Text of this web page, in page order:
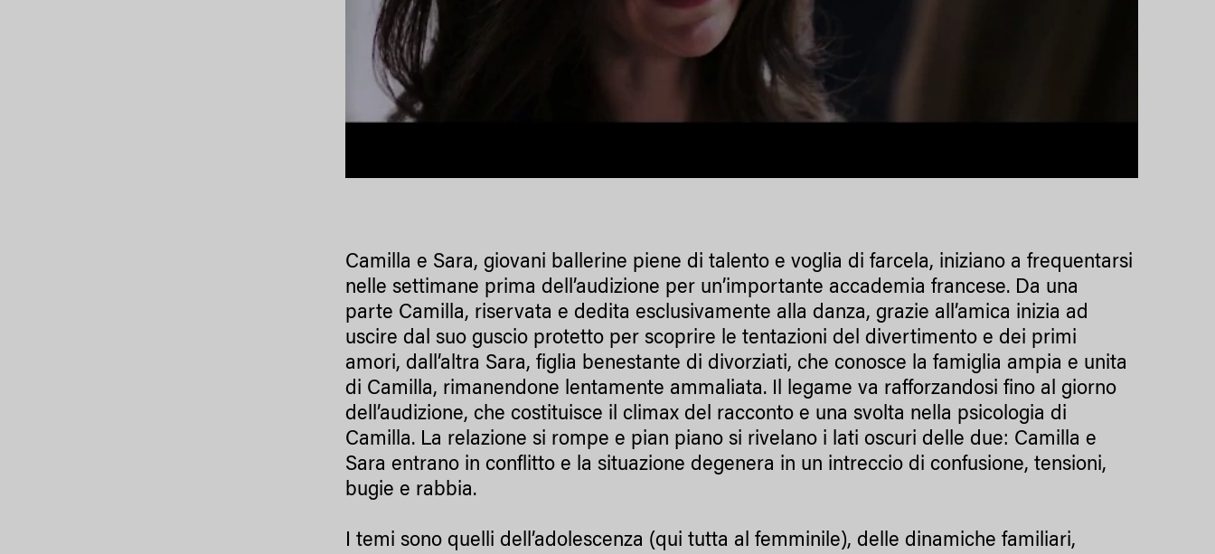
Camilla e Sara, giovani ballerine piene di talento e voglia di farcela, iniziano a frequentarsi
nelle settimane prima dell’audizione per un’importante accademia francese. Da una
parte Camilla, riservata e dedita esclusivamente alla danza, grazie all’amica inizia ad
uscire dal suo guscio protetto per scoprire le tentazioni del divertimento e dei primi
amori, dall’altra Sara, figlia benestante di divorziati, che conosce la famiglia ampia e unita
di Camilla, rimanendone lentamente ammaliata. Il legame va rafforzandosi fino al giorno
dell’audizione, che costituisce il climax del racconto e una svolta nella psicologia di
Camilla. La relazione si rompe e pian piano si rivelano i lati oscuri delle due: Camilla e
Sara entrano in conflitto e la situazione degenera in un intreccio di confusione, tensioni,
bugie e rabbia.
I temi sono quelli dell’adolescenza (qui tutta al femminile), delle dinamiche familiari,